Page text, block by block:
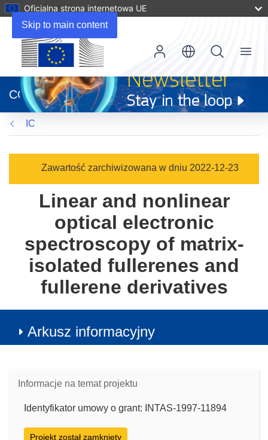
Skip to main content
Oficjalna strona internetowa UE
otworzy
się
w
nowym
oknie)
CORDIS
Menu
IC
Zawartość zarchiwizowana w dniu 2022-12-23
Linear and nonlinear
optical electronic
spectroscopy of matrix-
isolated fullerenes and
fullerene derivatives
Arkusz informacyjny
Informacje na temat projektu
Identyfikator umowy o grant: INTAS-1997-11894
Projekt został zamknięty